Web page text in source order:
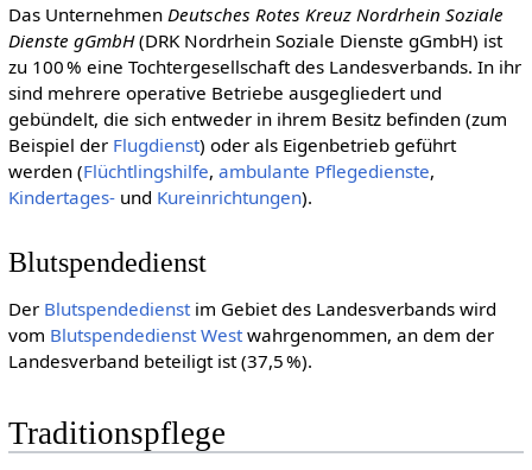
Das Unternehmen Deutsches Rotes Kreuz Nordrhein Soziale
Dienste gGmbH(DRK Nordrhein Soziale Dienste gGmbH) ist
zu 100 % eine Tochtergesellschaft des Landesverbands. In ihr
sind mehrere operative Betriebe ausgegliedert und
gebündelt, die sich entweder in ihrem Besitz befinden (zum
Beispiel der Flugdienst) oder als Eigenbetrieb geführt
werden (Flüchtlingshilfe, ambulante Pflegedienste,
Kindertages-und Kureinrichtungen).
Blutspendedienst
Der Blutspendedienstim Gebiet des Landesverbands wird
vom Blutspendedienst Westwahrgenommen, an dem der
Landesverband beteiligt ist (37,5 %).
Traditionspflege